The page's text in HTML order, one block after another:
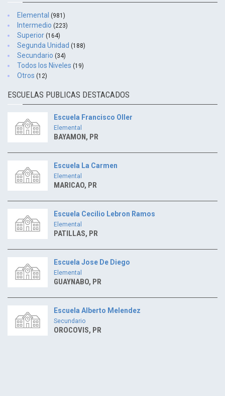
Elemental (981)
Intermedio (223)
Superior (164)
Segunda Unidad (188)
Secundario (34)
Todos los Niveles (19)
Otros (12)
ESCUELAS PUBLICAS DESTACADOS
Escuela Francisco Oller
Elemental
BAYAMON, PR
Escuela La Carmen
Elemental
MARICAO, PR
Escuela Cecilio Lebron Ramos
Elemental
PATILLAS, PR
Escuela Jose De Diego
Elemental
GUAYNABO, PR
Escuela Alberto Melendez
Secundario
OROCOVIS, PR